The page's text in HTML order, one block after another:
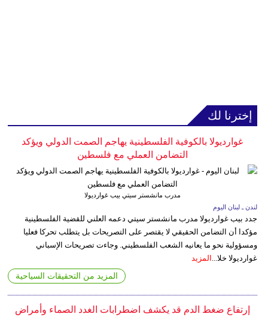
إخترنا لك
غوارديولا بالكوفية الفلسطينية يهاجم الصمت الدولي ويؤكد
التضامن العملي مع فلسطين
مدرب مانشستر سيتي بيب غوارديولا
لندن ـ لبنان اليوم
جدد بيب غوارديولا مدرب مانشستر سيتي دعمه العلني للقضية الفلسطينية
مؤكدا أن التضامن الحقيقي لا يقتصر على التصريحات بل يتطلب تحركا فعليا
ومسؤولية نحو ما يعانيه الشعب الفلسطيني. وجاءت تصريحات الإسباني
غوارديولا خلا... المزيد
المزيد من التحقيقات السياحية
إرتفاع ضغط الدم قد يكشف اضطرابات الغدد الصماء وأمراض